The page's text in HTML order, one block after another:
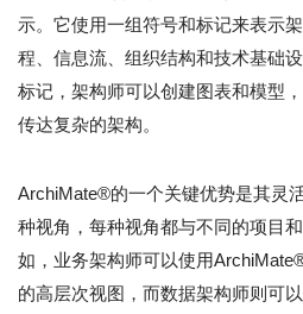
示。它使用一组符号和标记来表示
程、信息流、组织结构和技术基础
标记，架构师可以创建图表和模型
传达复杂的架构。
ArchiMate®的一个关键优势是其灵
种视角，每种视角都与不同的项目
如，业务架构师可以使用
的高层次视图，而数据架构师则可